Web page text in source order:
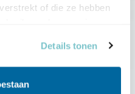
of die ze hebben
Details tonen